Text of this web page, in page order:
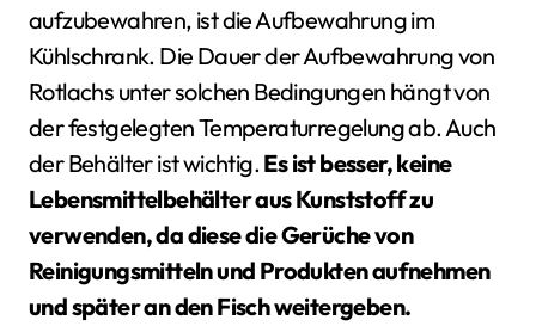
aufzubewahren, ist die Aufbewahrung im
Kühlschrank. Die Dauer der Aufbewahrung von
Rotlachs unter solchen Bedingungen hängt von
der festgelegten Temperaturregelung ab. Auch
der Behälter ist wichtig.Es ist besser, keine
Lebensmittelbehälter aus Kunststoff zu
verwenden, da diese die Gerüche von
Reinigungsmitteln und Produkten aufnehmen
und später an den Fisch weitergeben.